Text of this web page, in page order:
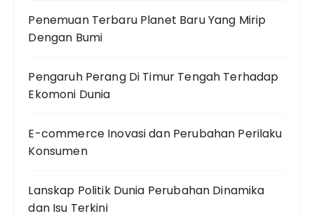
Penemuan Terbaru Planet Baru Yang Mirip
Dengan Bumi
Pengaruh Perang Di Timur Tengah Terhadap
Ekomoni Dunia
E-commerce Inovasi dan Perubahan Perilaku
Konsumen
Lanskap Politik Dunia Perubahan Dinamika
dan Isu Terkini